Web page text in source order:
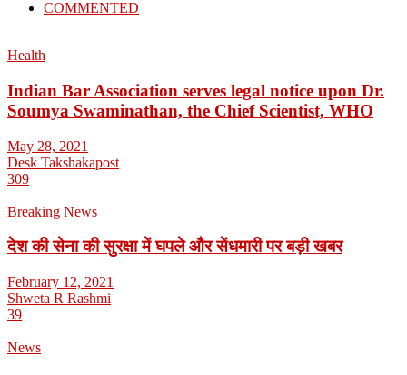
COMMENTED
Health
Indian Bar Association serves legal notice upon Dr.
Soumya Swaminathan, the Chief Scientist, WHO
May 28, 2021
Desk Takshakapost
309
Breaking News
देश की सेना की सुरक्षा में घपले और सेंधमारी पर बड़ी खबर
February 12, 2021
Shweta R Rashmi
39
News